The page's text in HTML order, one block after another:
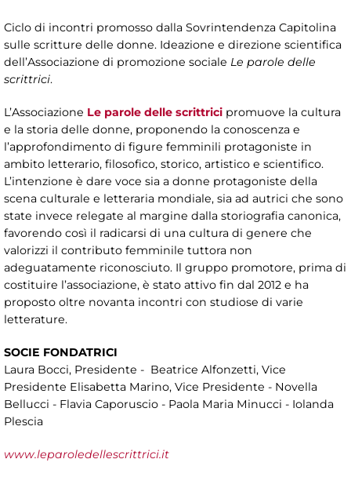
Ciclo di incontri promosso dalla Sovrintendenza Capitolina
sulle scritture delle donne. Ideazione e direzione scientifica
dell’Associazione di promozione sociale Le parole delle
scrittrici.
L’Associazione Le parole delle scrittrici promuove la cultura
e la storia delle donne, proponendo la conoscenza e
l’approfondimento di figure femminili protagoniste in
ambito letterario, filosofico, storico, artistico e scientifico.
L’intenzione è dare voce sia a donne protagoniste della
scena culturale e letteraria mondiale, sia ad autrici che sono
state invece relegate al margine dalla storiografia canonica,
favorendo così il radicarsi di una cultura di genere che
valorizzi il contributo femminile tuttora non
adeguatamente riconosciuto. Il gruppo promotore, prima di
costituire l’associazione, è stato attivo fin dal 2012 e ha
proposto oltre novanta incontri con studiose di varie
letterature.
SOCIE FONDATRICI
Laura Bocci, Presidente - Beatrice Alfonzetti, Vice
Presidente Elisabetta Marino, Vice Presidente - Novella
Bellucci - Flavia Caporuscio - Paola Maria Minucci - Iolanda
Plescia
www.leparoledellescrittrici.it